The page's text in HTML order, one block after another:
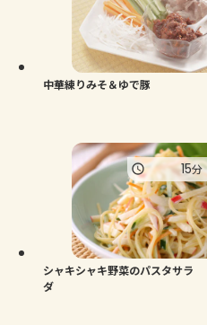
中華練りみそ＆ゆで豚
シャキシャキ野菜のパスタサラ
ダ
15分